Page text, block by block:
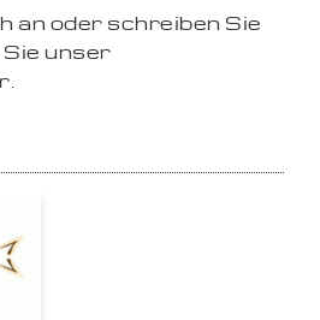
an oder schreiben Sie
unser